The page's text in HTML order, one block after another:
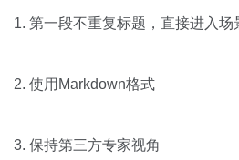
消费医疗
定价
资源中心
1. 第一段不重复标题，直接进入场
2. 使用Markdown格式
3. 保持第三方专家视角